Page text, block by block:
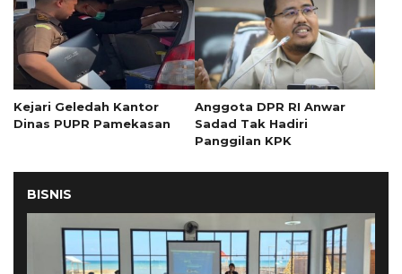
Kejari Geledah Kantor
Dinas PUPR Pamekasan
Anggota DPR RI Anwar
Sadad Tak Hadiri
Panggilan KPK
BISNIS